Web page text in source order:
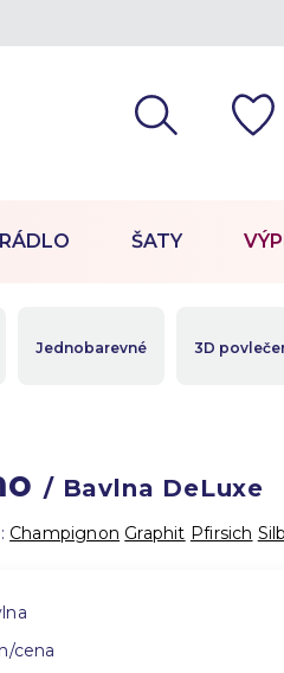
Jednobarevné 3D
ŠATY
/ Bavlna DeLuxe
Champignon Graphit Pfirsich
cena